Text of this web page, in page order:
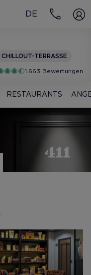
DE
CHILLOUT-TERRASSE
1.663 Bewertungen
RESTAURANTS